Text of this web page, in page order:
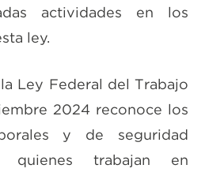
actividades en los
ley.
Ley Federal del Trabajo
2024 reconoce los
y de seguridad
quienes trabajan en